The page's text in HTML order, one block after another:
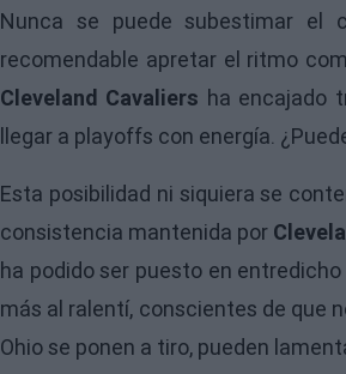
Nunca se puede subestimar el
recomendable apretar el ritmo
Cleveland Cavaliers ha encajado
llegar a playoffs con energía.
Esta posibilidad ni siquiera se
consistencia mantenida por
ha podido ser puesto en
más al ralentí, conscientes de que
Ohio se ponen a tiro, pueden